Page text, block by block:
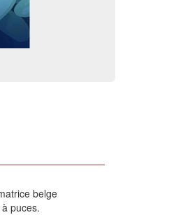
belge
puces.